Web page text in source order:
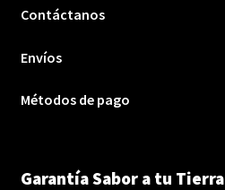
Contáctanos
Envíos
Métodos de pago
Garantía Sabor a tu Tierra